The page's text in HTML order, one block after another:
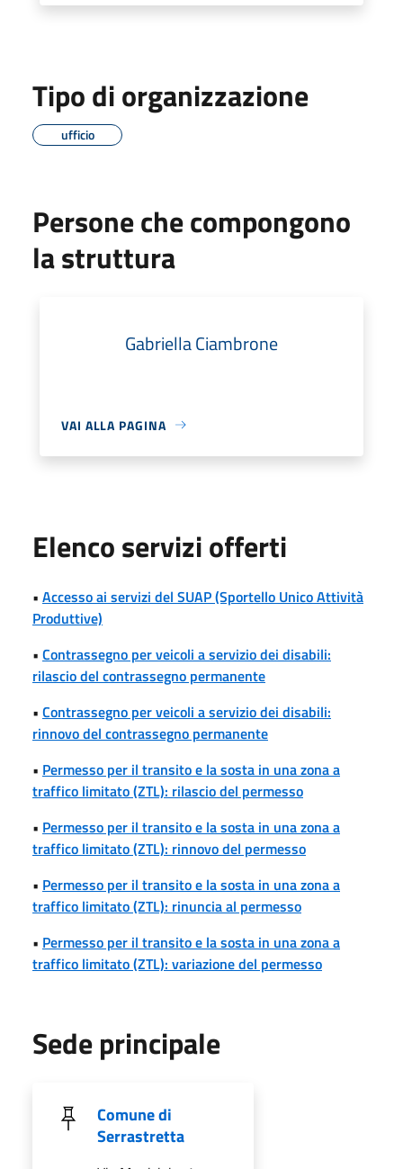
Tipo di organizzazione
ufficio
Persone che compongono
la struttura
Gabriella Ciambrone
VAI ALLA PAGINA
Elenco servizi offerti
• Accesso ai servizi del SUAP (Sportello Unico Attività
Produttive)
• Contrassegno per veicoli a servizio dei disabili:
rilascio del contrassegno permanente
• Contrassegno per veicoli a servizio dei disabili:
rinnovo del contrassegno permanente
• Permesso per il transito e la sosta in una zona a
traffico limitato (ZTL): rilascio del permesso
• Permesso per il transito e la sosta in una zona a
traffico limitato (ZTL): rinnovo del permesso
• Permesso per il transito e la sosta in una zona a
traffico limitato (ZTL): rinuncia al permesso
• Permesso per il transito e la sosta in una zona a
traffico limitato (ZTL): variazione del permesso
Sede principale
Comune di
Serrastretta